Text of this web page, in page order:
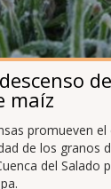
maíz
promueven
de los granos
del Salado